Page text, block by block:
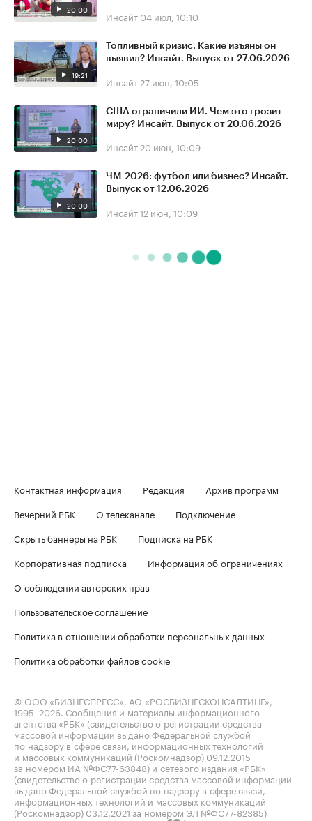
20:00 Инсайт 04 июл, 10:10
19:21
Топливный кризис. Какие изъяны он
выявил? Инсайт. Выпуск от 27.06.2026
Инсайт 27 июн, 10:05
20:00
США ограничили ИИ. Чем это грозит
миру? Инсайт. Выпуск от 20.06.2026
Инсайт 20 июн, 10:09
20:00
ЧМ-2026: футбол или бизнес? Инсайт.
Выпуск от 12.06.2026
Инсайт12 июн, 10:09
Контактная информация Редакция
Архив программ
Вечерний РБК
О телеканале
Подключение
Скрыть баннеры на РБК
Подписка на РБК
Корпоративная подписка
Информация об ограничениях
О соблюдении авторских прав
Пользовательское соглашение
Политика в отношении обработки персональных данных
Политика обработки файлов cookie
© ООО «БИЗНЕСПРЕСС», АО «РОСБИЗНЕСКОНСАЛТИНГ»,
1995–2026. Сообщения и материалы информационного
агентства «РБК» (свидетельство о регистрации средства
массовой информации выдано Федеральной службой
по надзору в сфере связи, информационных технологий
и массовых коммуникаций (Роскомнадзор) 09.12.2015
за номером ИА №ФС77-63848) и сетевого издания «РБК»
(свидетельство о регистрации средства массовой информации
выдано Федеральной службой по надзору в сфере связи,
информационных технологий и массовых коммуникаций
(Роскомнадзор) 03.12.2021 за номером ЭЛ №ФС77-82385)